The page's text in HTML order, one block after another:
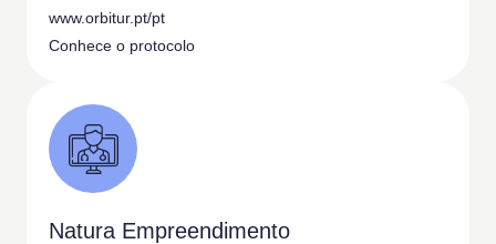
www.orbitur.pt/pt
Conhece o protocolo
Natura Empreendimento